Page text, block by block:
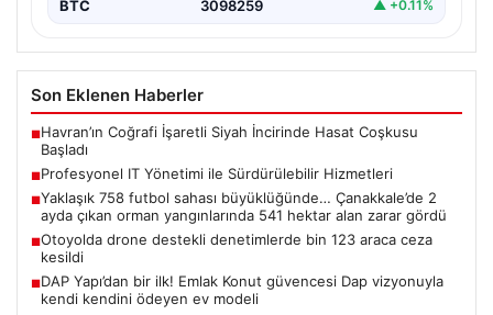
BTC 3098259 ▲ +0.11%
Son Eklenen Haberler
■Havran’ın Coğrafi İşaretli Siyah İncirinde Hasat Coşkusu
Başladı
■Profesyonel IT Yönetimi ile Sürdürülebilir Hizmetleri
■Yaklaşık 758 futbol sahası büyüklüğünde… Çanakkale’de 2
ayda çıkan orman yangınlarında 541 hektar alan zarar gördü
■Otoyolda drone destekli denetimlerde bin 123 araca ceza
kesildi
■DAP Yapı’dan bir ilk! Emlak Konut güvencesi Dap vizyonuyla
kendi kendini ödeyen ev modeli